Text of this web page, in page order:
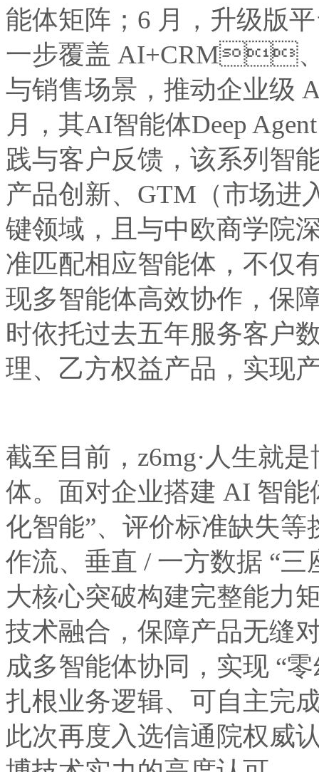
能体矩阵；6 月，升级版
一步覆盖 AI+CRM、
与销售场景，推动企业
月，其AI智能体Deep
践与客户反馈，该系列智
产品创新、GTM（市场
键领域，且与中欧商学院
准匹配相应智能体，不仅
现多智能体高效协作，保
时依托过去五年服务客户
理、乙方权益产品，实
截至目前，z6mg·人生
体。面对企业搭建 AI 智能
化智能”、评价标准缺失等
作流、垂直 / 一方数据 “三
大核心突破构建完整能力矩
技术融合，保障产品无缝
成多智能体协同，实现 “
扎根业务逻辑、可自主
此次再度入选信通院权威认